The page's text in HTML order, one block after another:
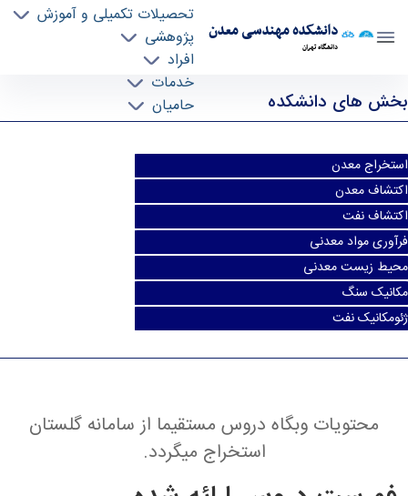
دانشکده مهندسی معدن
دانشگاه تهران
تحصیلات تکمیلی و آموزش
پژوهشی
افراد
خدمات
حامیان
دروس ارائه شده - mine- دانشکده مهندسی معدن
بخش های دانشکده
استخراج معدن
اکتشاف معدن
اکتشاف نفت
فرآوری مواد معدنی
محیط زیست معدنی
مکانیک سنگ
ژئومکانیک نفت
محتویات وبگاه دروس مستقیما از سامانه گلستان
استخراج میگردد.